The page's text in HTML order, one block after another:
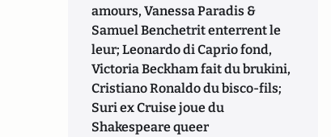
amours, Vanessa Paradis &
Samuel Benchetrit enterrent le
leur; Leonardo di Caprio fond,
Victoria Beckham fait du brukini,
Cristiano Ronaldo du bisco-fils;
Suri ex Cruise joue du
Shakespeare queer